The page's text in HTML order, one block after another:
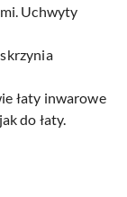
Uchwyty
łaty inwarowe
do łaty.